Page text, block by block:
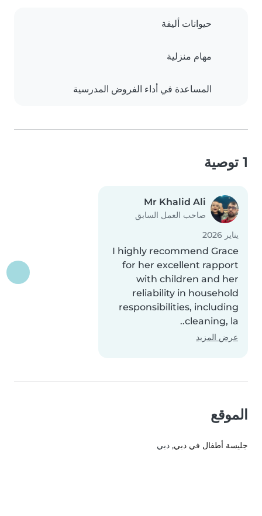
حيوانات أليفة
مهام منزلية
المساعدة في أداء الفروض المدرسية
1 توصية
Mr Khalid Ali
صاحب العمل السابق
يناير 2026
I highly recommend Grace
for her excellent rapport
with children and her
reliability in household
responsibilities, including
cleaning, la..
عرض المزيد
الموقع
جليسة أطفال في دبي, دبي